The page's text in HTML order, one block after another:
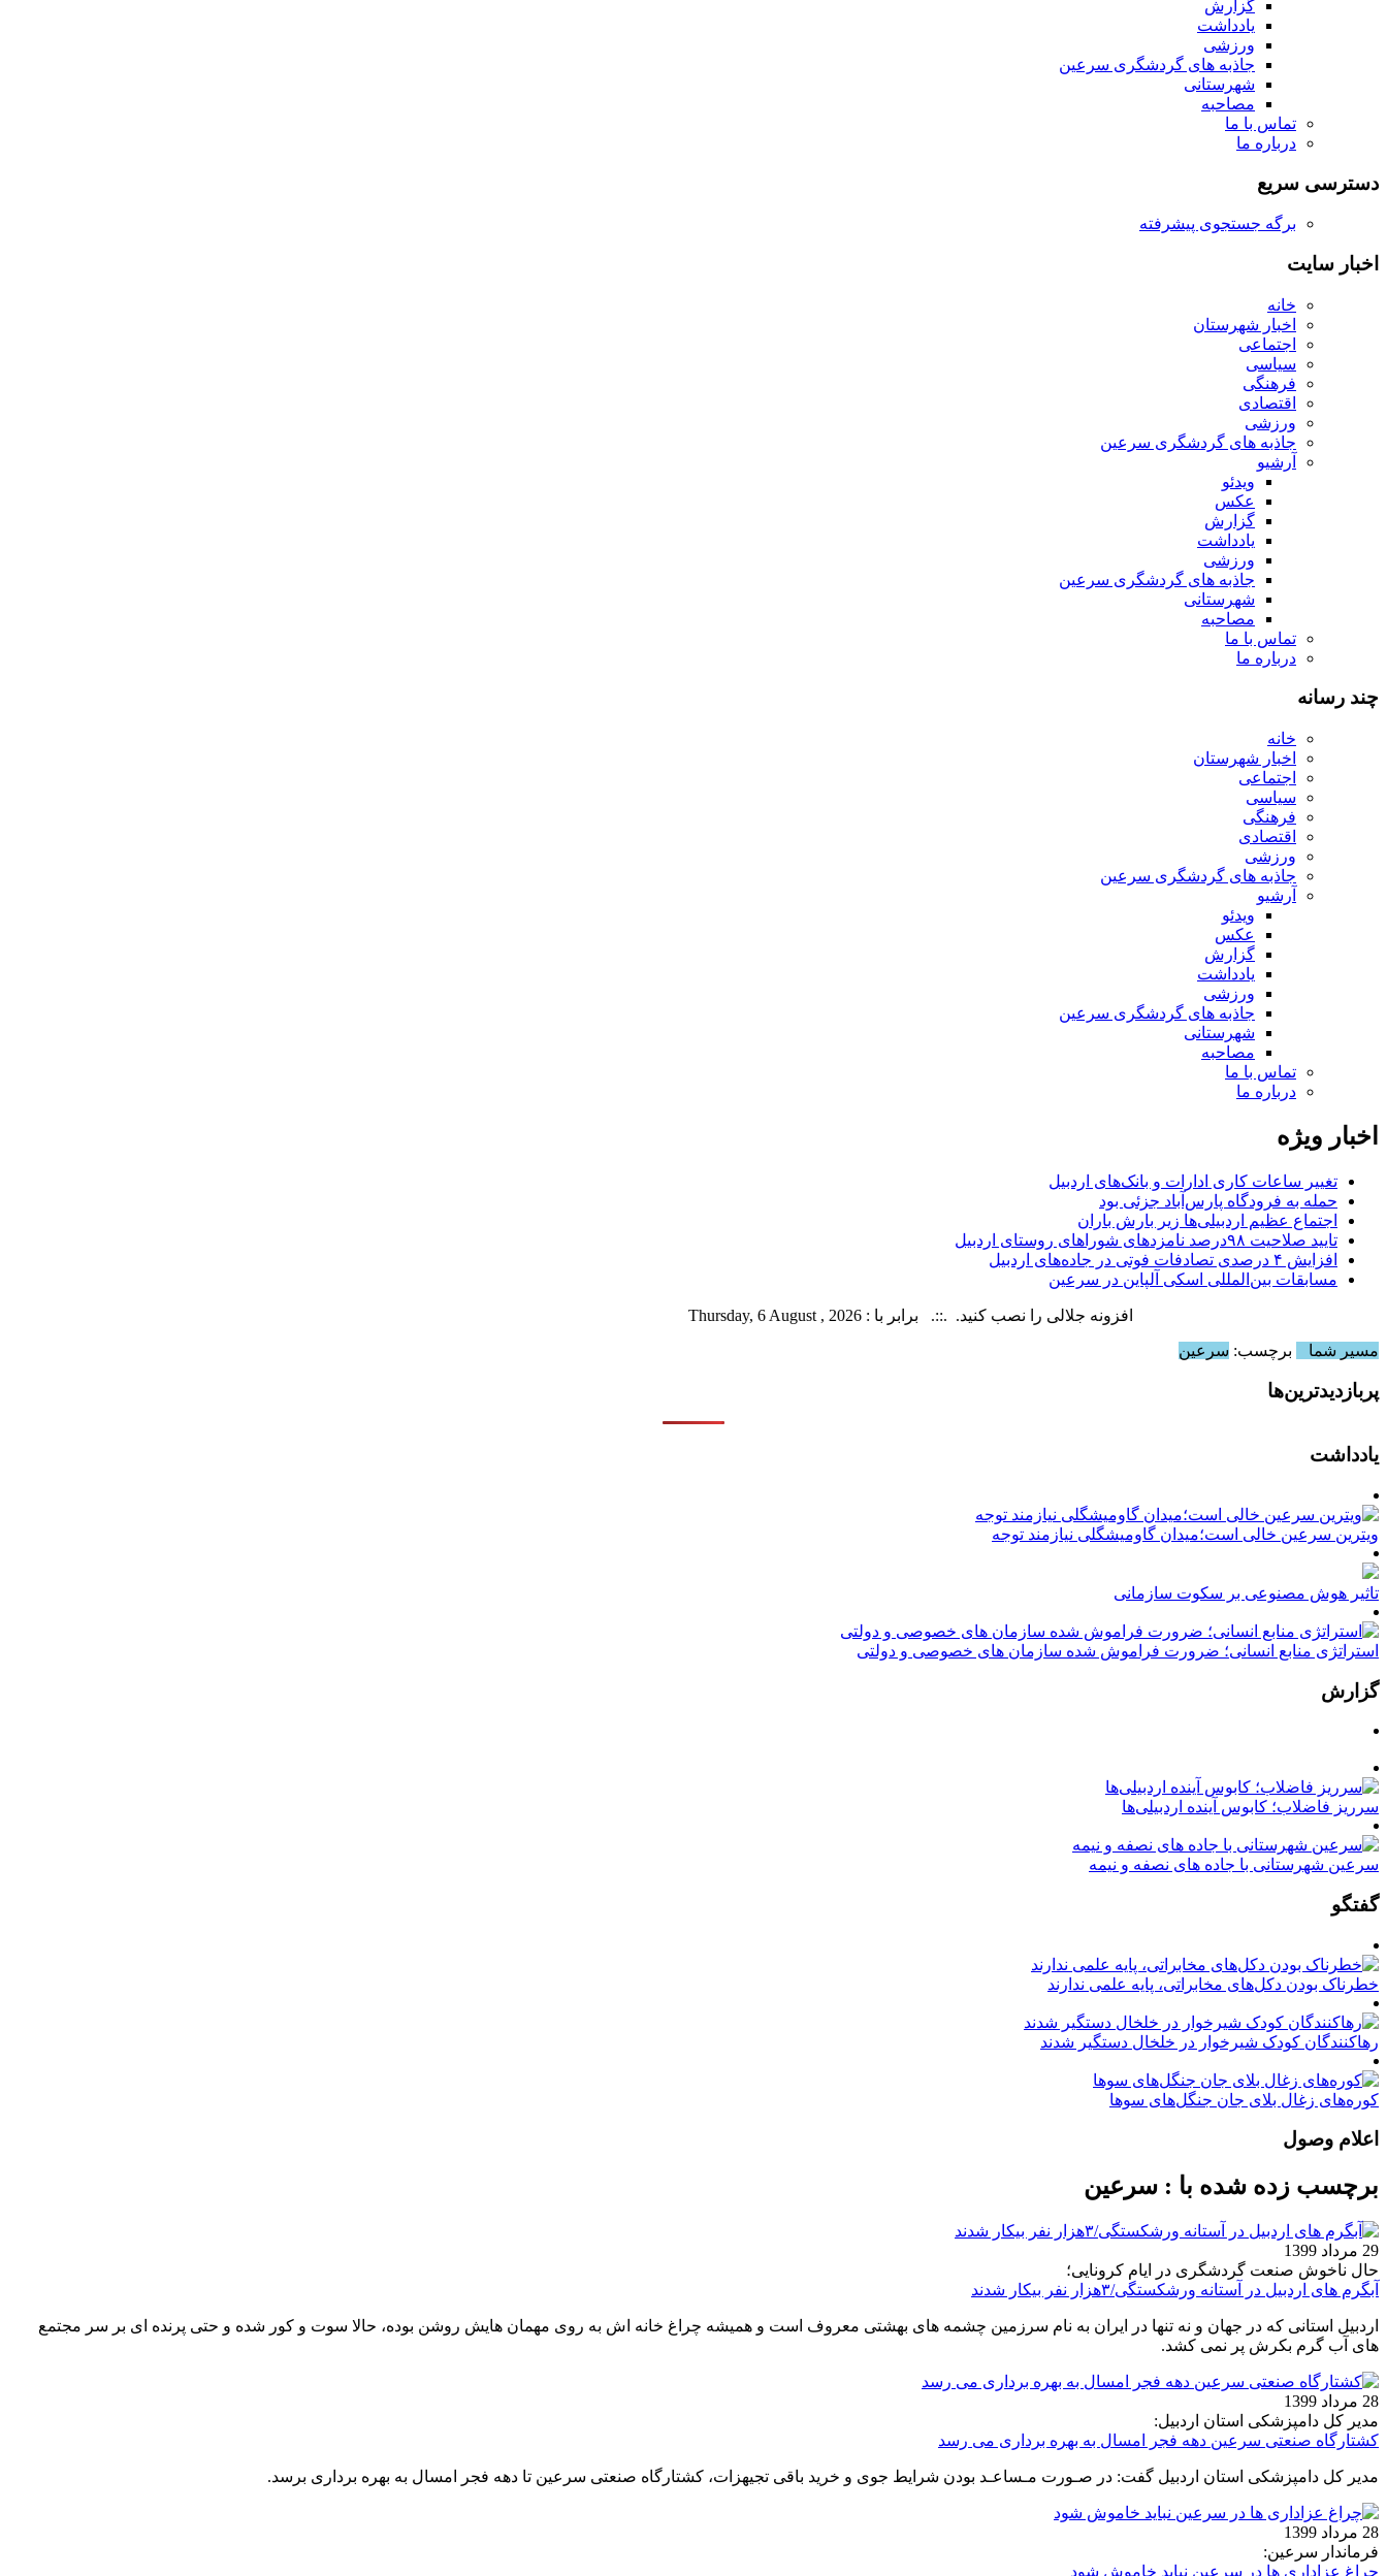
گزارش
یادداشت
ورزشی
جاذبه های گردشگری سرعین
شهرستانی
مصاحبه
تماس با ما
درباره ما
دسترسی سریع
برگه جستجوی پیشرفته
اخبار سایت
خانه
اخبار شهرستان
اجتماعی
سیاسی
فرهنگی
اقتصادی
ورزشی
جاذبه های گردشگری سرعین
آرشیو
ویدئو
عکس
گزارش
یادداشت
ورزشی
جاذبه های گردشگری سرعین
شهرستانی
مصاحبه
تماس با ما
درباره ما
چند رسانه
خانه
اخبار شهرستان
اجتماعی
سیاسی
فرهنگی
اقتصادی
ورزشی
جاذبه های گردشگری سرعین
آرشیو
ویدئو
عکس
گزارش
یادداشت
ورزشی
جاذبه های گردشگری سرعین
شهرستانی
مصاحبه
تماس با ما
درباره ما
اخبار ویژه
تغییر ساعات کاری ادارات و بانک‌های اردبیل
حمله به فرودگاه پارس‌‌آباد جزئی بود
اجتماع عظیم اردبیلی‌ها زیر بارش باران
تایید صلاحیت ۹۸درصد نامزدهای شوراهای روستای اردبیل
افزایش ۴ درصدی تصادفات فوتی در جاده‌های اردبیل
مسابقات بین‌المللی اسکی آلپاین در سرعین
افزونه جلالی را نصب کنید. .::. برابر با : Thursday, 6 August , 2026
مسیر شما
برچسب: سرعین
پربازدیدترین‌ها
یادداشت
ویترین سرعین خالی است؛میدان گاومیشگلی نیازمند توجه
تاثیر هوش مصنوعی بر سکوت سازمانی
استراتژی منابع انسانی؛ ضرورت فراموش شده سازمان های خصوصی و دولتی
گزارش
سرریز فاضلاب؛ کابوس آینده اردبیلی‌ها
سرعین شهرستانی با جاده های نصفه و نیمه
گفتگو
خطرناک بودن دکل‌های مخابراتی، پایه علمی ندارند
رهاکنندگان کودک شیرخوار در خلخال دستگیر شدند
کوره‌های زغال بلای جان جنگل‌های سوها
اعلام وصول
برچسب زده شده با : سرعین
29 مرداد 1399
حال ناخوش صنعت گردشگری در ایام کرونایی؛
آبگرم های اردبیل در آستانه ورشکستگی/۳هزار نفر بیکار شدند
اردبیل استانی که در جهان و نه تنها در ایران به نام سرزمین چشمه های بهشتی معروف است و همیشه چراغ خانه اش به روی مهمان هایش روشن بوده، حالا سوت و کور شده و حتی پرنده ای بر سر مجتمع
های آب گرم بکرش پر نمی کشد.
28 مرداد 1399
مدیر کل دامپزشکی استان اردبیل:
کشتارگاه صنعتی سرعین دهه فجر امسال به بهره برداری می رسد
مدیر کل دامپزشکی استان اردبیل گفت: در صـورت مـساعـد بودن شرایط جوی و خرید باقی تجیهزات، کشتارگاه صنعتی سرعین تا دهه فجر امسال به بهره برداری برسد.
28 مرداد 1399
فرماندار سرعین:
چراغ عزاداری ها در سرعین نباید خاموش شود